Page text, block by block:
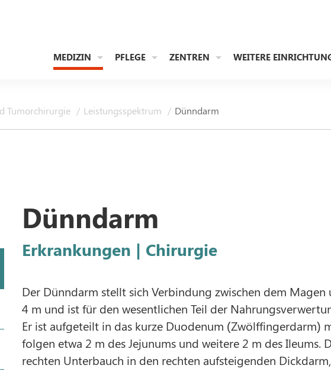
MEDIZIN PFLEGE ZENTREN WEITERE
Tumorchirurgie Leistungsspektrum Dünndarm
Dünndarm
Erkrankungen | Chirurgie
Der Dünndarm stellt sich Verbindung zwischen dem
4 m und ist für den wesentlichen Teil der
Er ist aufgeteilt in das kurze Duodenum (Zwölffingerdarm)
folgen etwa 2 m des Jejunums und weitere 2 m des
rechten Unterbauch in den rechten aufsteigenden